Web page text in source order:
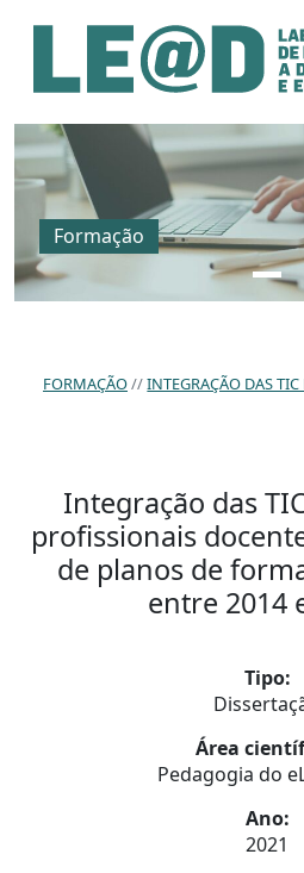
Ir para o conteúdo principal
Informações de
Mapa do site
Formação
FORMAÇÃO INTEGRAÇÃO DAS TIC NAS PRÁTICAS PROFISSIONAIS
Integração das
profissionais
de planos de
entre 2014
Tipo:
Área
Pedagogia do
Ano:
2021